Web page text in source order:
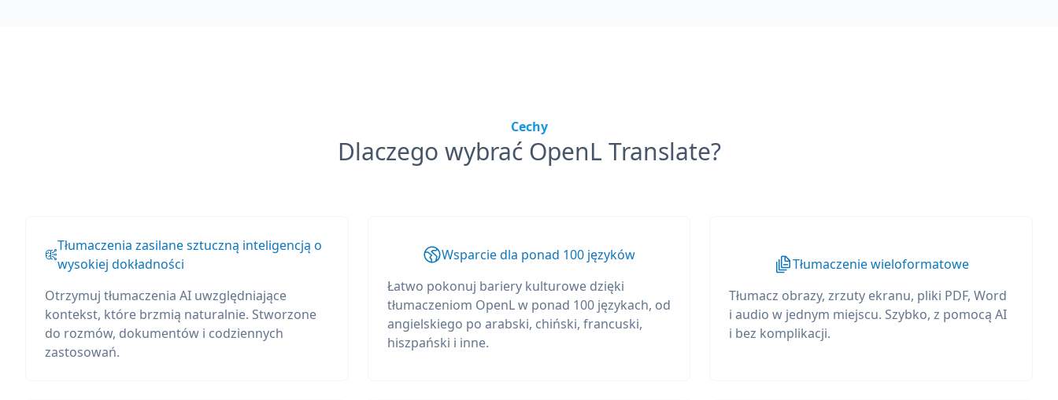
Cechy
Dlaczego wybrać OpenL Translate?
Tłumaczenia zasilane sztuczną inteligencją o
wysokiej dokładności
Otrzymuj tłumaczenia AI uwzględniające
kontekst, które brzmią naturalnie. Stworzone
do rozmów, dokumentów i codziennych
zastosowań.
Wsparcie dla ponad 100 języków
Łatwo pokonuj bariery kulturowe dzięki
tłumaczeniom OpenL w ponad 100 językach, od
angielskiego po arabski, chiński, francuski,
hiszpański i inne.
Tłumaczenie wieloformatowe
Tłumacz obrazy, zrzuty ekranu, pliki PDF, Word
i audio w jednym miejscu. Szybko, z pomocą AI
i bez komplikacji.